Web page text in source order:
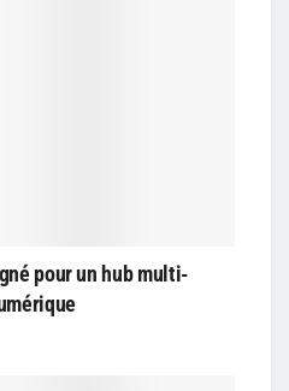
pour un hub multi-